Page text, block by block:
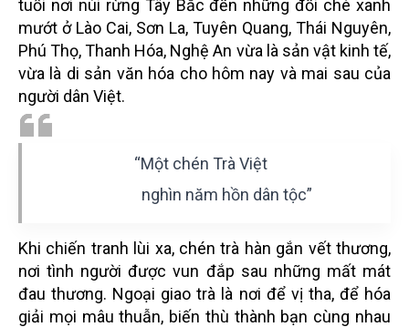
tuổi nơi núi rừng Tây Bắc đến những đồi chè xanh
mướt ở Lào Cai, Sơn La, Tuyên Quang, Thái Nguyên,
Phú Thọ, Thanh Hóa, Nghệ An vừa là sản vật kinh tế,
vừa là di sản văn hóa cho hôm nay và mai sau của
người dân Việt.
“Một chén Trà Việt
nghìn năm hồn dân tộc”
Khi chiến tranh lùi xa, chén trà hàn gắn vết thương,
nơi tình người được vun đắp sau những mất mát
đau thương. Ngoại giao trà là nơi để vị tha, để hóa
giải mọi mâu thuẫn, biến thù thành bạn cùng nhau